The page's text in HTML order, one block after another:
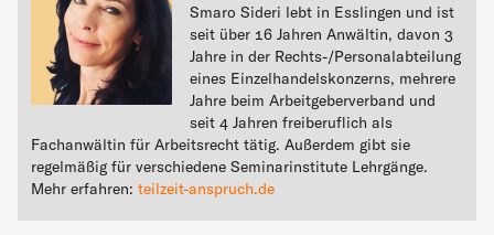
Smaro Sideri lebt in Esslingen und ist
seit über 16 Jahren Anwältin, davon 3
Jahre in der Rechts-/Personalabteilung
eines Einzelhandelskonzerns, mehrere
Jahre beim Arbeitgeberverband und
seit 4 Jahren freiberuflich als
Fachanwältin für Arbeitsrecht tätig. Außerdem gibt sie
regelmäßig für verschiedene Seminarinstitute Lehrgänge.
Mehr erfahren: teilzeit-anspruch.de